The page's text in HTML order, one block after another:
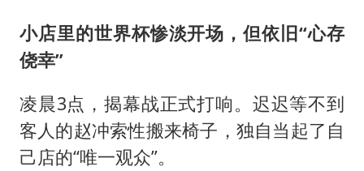
小店里的世界杯惨淡开场，但依旧“心存
侥幸”
凌晨3点，揭幕战正式打响。迟迟等不到
客人的赵冲索性搬来椅子，独自当起了自
己店的“唯一观众”。